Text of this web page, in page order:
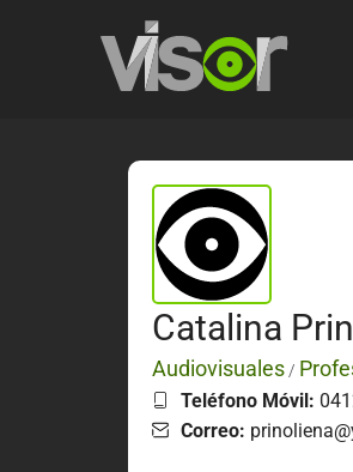
Catalina
Audiovisuales /
Teléfono Móvil:
Correo: